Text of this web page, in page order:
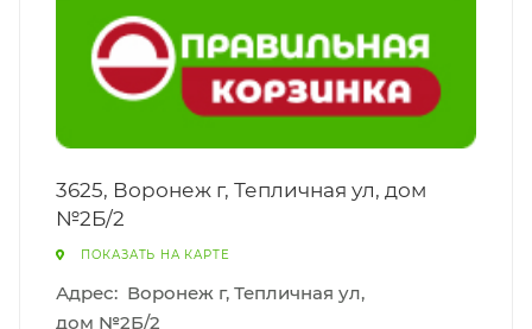
3625, Воронеж г, Тепличная ул, дом
№2Б/2
ПОКАЗАТЬ НА КАРТЕ
Адрес: Воронеж г, Тепличная ул,
дом №2Б/2